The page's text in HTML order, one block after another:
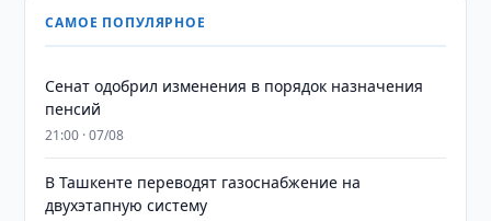
САМОЕ ПОПУЛЯРНОЕ
Сенат одобрил изменения в порядок назначения
пенсий
21:00 · 07/08
В Ташкенте переводят газоснабжение на
двухэтапную систему